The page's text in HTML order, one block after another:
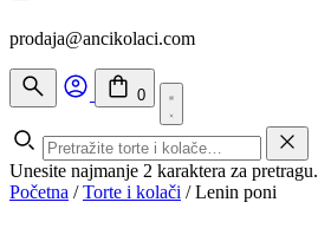
prodaja@ancikolaci.com
0
Unesite najmanje 2 karaktera za pretragu.
Početna /Torte i kolači /Lenin poni